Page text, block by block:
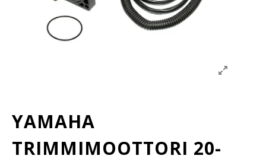
YAMAHA
TRIMMIMOOTTORI 20-